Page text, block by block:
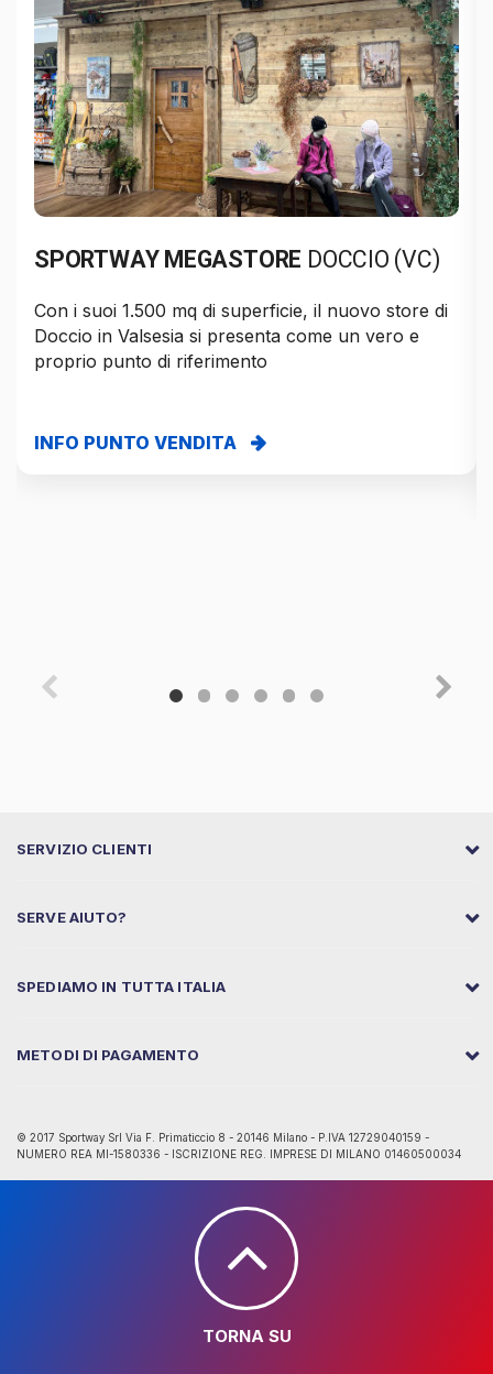
SPORTWAY MEGASTORE DOCCIO (VC)
Con i suoi 1.500 mq di superficie, il nuovo store di
Doccio in Valsesia si presenta come un vero e
proprio punto di riferimento
INFO PUNTO VENDITA
SERVIZIO CLIENTI
SERVE AIUTO?
SPEDIAMO IN TUTTA ITALIA
METODI DI PAGAMENTO
© 2017 Sportway Srl Via F. Primaticcio 8 - 20146 Milano - P.IVA 12729040159 -
NUMERO REA MI-1580336 - ISCRIZIONE REG. IMPRESE DI MILANO 01460500034
TORNA SU